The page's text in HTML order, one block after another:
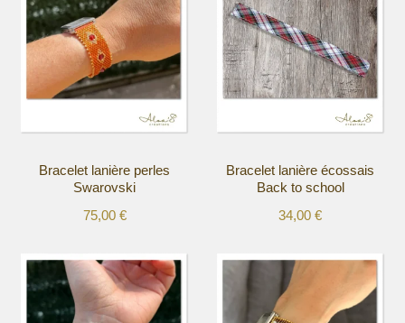
Bracelet lanière perles
Swarovski
75,00 €
plusieurs
variations.
Bracelet lanière écossais
Back to school
34,00€
variations.